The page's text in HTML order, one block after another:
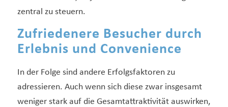
zentral zu steuern.
Zufriedenere Besucher durch
Erlebnis und Convenience
In der Folge sind andere Erfolgsfaktoren zu
adressieren. Auch wenn sich diese zwar insgesamt
weniger stark auf die Gesamtattraktivität auswirken,